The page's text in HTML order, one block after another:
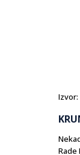
Izvor:
Rade